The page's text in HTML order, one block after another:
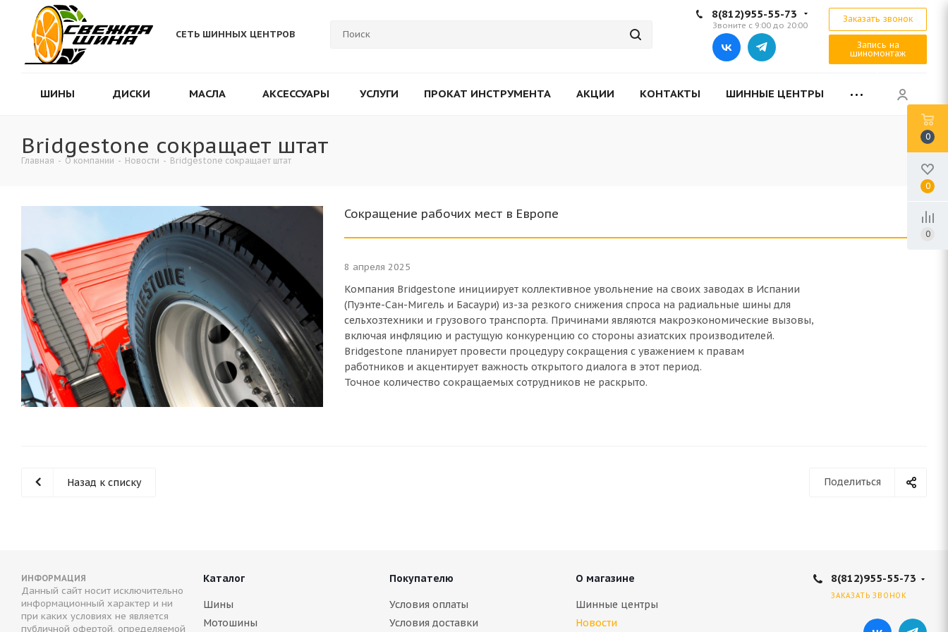
СЕТЬ ШИННЫХ ЦЕНТРОВ
8(812)955-55-73
Звоните с 9:00 до 20:00
Заказать звонок
Запись на
шиномонтаж
ШИНЫ ДИСКИ МАСЛА АКСЕССУАРЫ УСЛУГИ ПРОКАТ ИНСТРУМЕНТА АКЦИИ КОНТАКТЫ ШИННЫЕ ЦЕНТРЫ
Bridgestone сокращает штат
Главная - О компании - Новости - Bridgestone сокращает штат
Сокращение рабочих мест в Европе
8 апреля 2025
Компания Bridgestone инициирует коллективное увольнение на своих заводах в Испании
(Пуэнте-Сан-Мигель и Басаури) из-за резкого снижения спроса на радиальные шины для
сельхозтехники и грузового транспорта. Причинами являются макроэкономические вызовы,
включая инфляцию и растущую конкуренцию со стороны азиатских производителей.
Bridgestone планирует провести процедуру сокращения с уважением к правам
работников и акцентирует важность открытого диалога в этот период.
Точное количество сокращаемых сотрудников не раскрыто.
Поделиться
Назад к списку
ИНФОРМАЦИЯ
Данный сайт носит исключительно
информационный характер и ни
при каких условиях не является
публичной офертой, определяемой
Каталог
Шины
Мотошины
Покупателю
Условия оплаты
Условия доставки
О магазине
Шинные центры
Новости
8(812)955-55-73
ЗАКАЗАТЬ ЗВОНОК
0
0
0